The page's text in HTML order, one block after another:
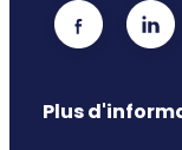
Plus